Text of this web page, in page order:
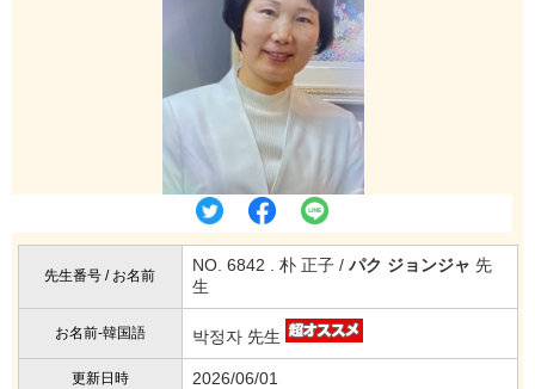
先生番号 / お名前
NO. 6842 . 朴 正子 / パク ジョンジャ 先
生
お名前-韓国語 박정자 先生
更新日時 2026/06/01